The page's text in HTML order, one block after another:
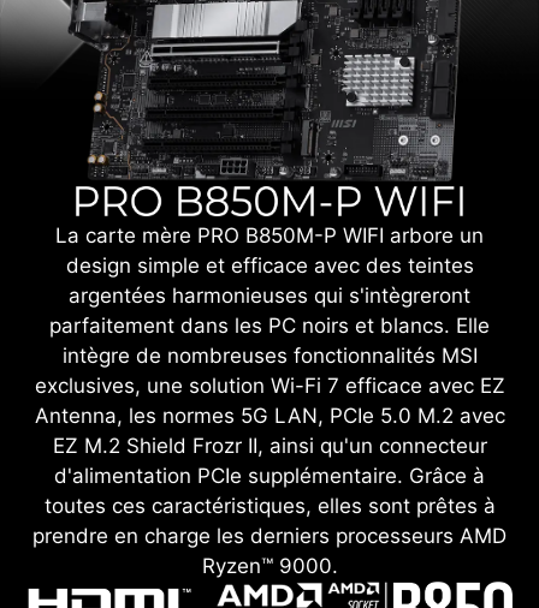
La carte mère PRO B850M-P WIFI arbore un
design simple et efficace avec des teintes
argentées harmonieuses qui s'intègreront
parfaitement dans les PC noirs et blancs. Elle
intègre de nombreuses fonctionnalités MSI
exclusives, une solution Wi-Fi 7 efficace avec EZ
Antenna, les normes 5G LAN, PCIe 5.0 M.2 avec
EZ M.2 Shield Frozr II, ainsi qu'un connecteur
d'alimentation PCIe supplémentaire. Grâce à
toutes ces caractéristiques, elles sont prêtes à
prendre en charge les derniers processeurs AMD
Ryzen™ 9000.